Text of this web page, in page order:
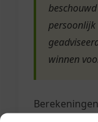
winnen